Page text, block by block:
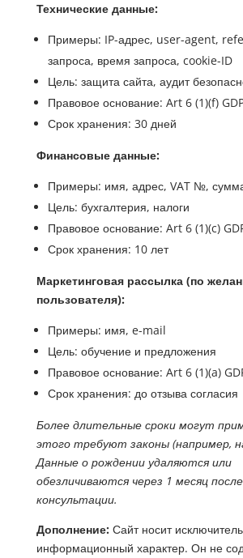
Технические данные:
Примеры: IP-адрес, user-agent,
запроса, время запроса, cookie-ID
Цель: защита сайта, аудит
Правовое основание: Art 6 (1)(f)
Срок хранения: 30 дней
Финансовые данные:
Примеры: имя, адрес, VAT №,
Цель: бухгалтерия, налоги
Правовое основание: Art 6 (1)(c)
Срок хранения: 10 лет
Маркетинговая рассылка (по
пользователя):
Примеры: имя, e-mail
Цель: обучение и предложения
Правовое основание: Art 6 (1)(a)
Срок хранения: до отзыва согласия
Более длительные сроки могут
этого требуют законы (например,
Данные о рождении удаляются или
обезличиваются через 1 месяц
консультации.
Дополнение: Сайт носит
информационный характер. Он не